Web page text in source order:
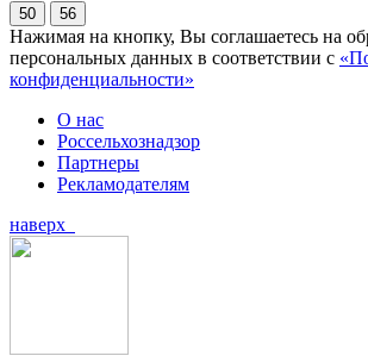
50 56
Нажимая на кнопку, Вы соглашаетесь на
персональных данных в соответствии с
конфиденциальности»
О нас
Россельхознадзор
Партнеры
Рекламодателям
наверх